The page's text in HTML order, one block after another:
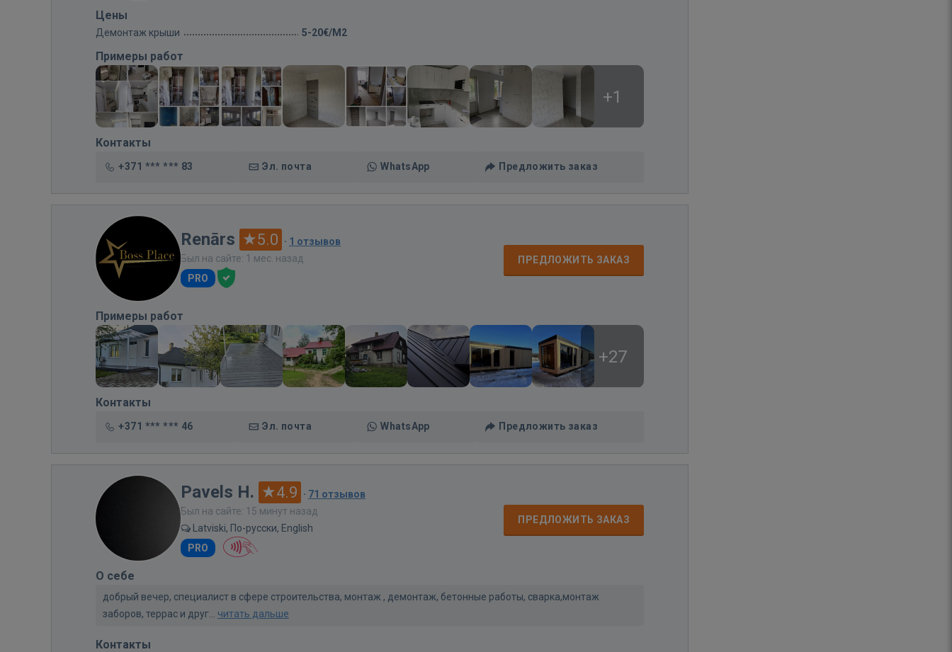
Цены
Демонтаж крыши 5-20€/M2
Примеры работ
+1
Контакты
+371 *** *** 83 Эл. почта WhatsApp Предложить заказ
Renārs 5.0 · 1 отзывов
Был на сайте: 1 мес. назад
PRO
ПРЕДЛОЖИТЬ ЗАКАЗ
Примеры работ
+27
Контакты
+371 *** *** 46 Эл. почта WhatsApp Предложить заказ
Pavels H. 4.9 · 71 отзывов
Был на сайте: 15 минут назад
Latviski, По-русски, English
PRO
ПРЕДЛОЖИТЬ ЗАКАЗ
О себе
добрый вечер, специалист в сфере строительства, монтаж , демонтаж, бетонные работы, сварка,монтаж
заборов, террас и друг... читать дальше
Контакты